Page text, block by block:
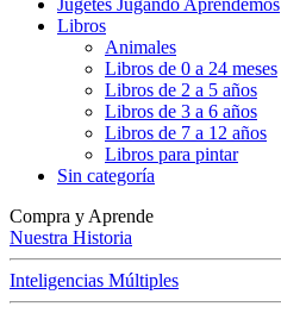
Libros
Animales
Libros de 0 a 24 meses
Libros de 2 a 5 años
Libros de 3 a 6 años
Libros de 7 a 12 años
Libros para pintar
Sin categoría
Compra y Aprende
Nuestra Historia
Inteligencias Múltiples